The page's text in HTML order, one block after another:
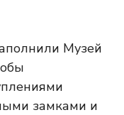
Музей
замками и